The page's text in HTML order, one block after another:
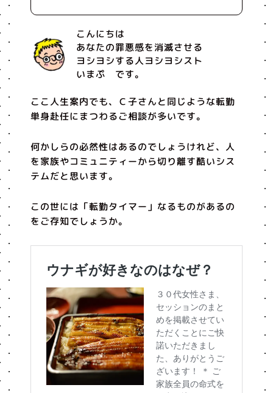
こんにちは
あなたの罪悪感を消滅させる
ヨシヨシする人ヨシヨシスト
いまぷ です。
ここ人生案内でも、Ｃ子さんと同じような転勤
単身赴任にまつわるご相談が多いです。
何かしらの必然性はあるのでしょうけれど、人
を家族やコミュニティーから切り離す酷いシス
テムだと思います。
この世には「転勤タイマー」なるものがあるの
をご存知でしょうか。